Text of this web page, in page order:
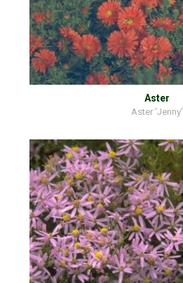
Aster
Aster 'Jenny'